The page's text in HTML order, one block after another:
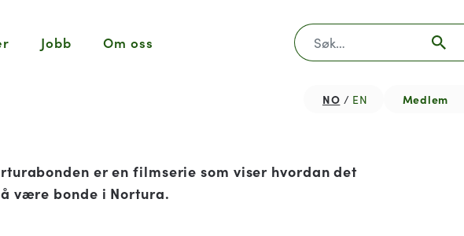
Jobb Om oss Søk
Medlem
NO
EN
er en filmserie som viser hvordan det
være bonde i Nortura.